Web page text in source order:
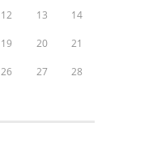
12 13 14
19 20 21
26 27 28